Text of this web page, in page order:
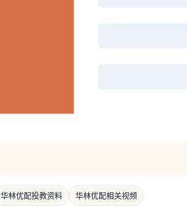
华林优配投教资料 华林优配相关视频